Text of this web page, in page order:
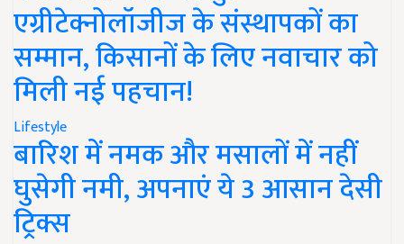
एग्रीटेक्नोलॉजीज के संस्थापकों का
सम्मान, किसानों के लिए नवाचार को
मिली नई पहचान!
Lifestyle
बारिश में नमक और मसालों में नहीं
घुसेगी नमी, अपनाएं ये 3 आसान देसी
ट्रिक्स